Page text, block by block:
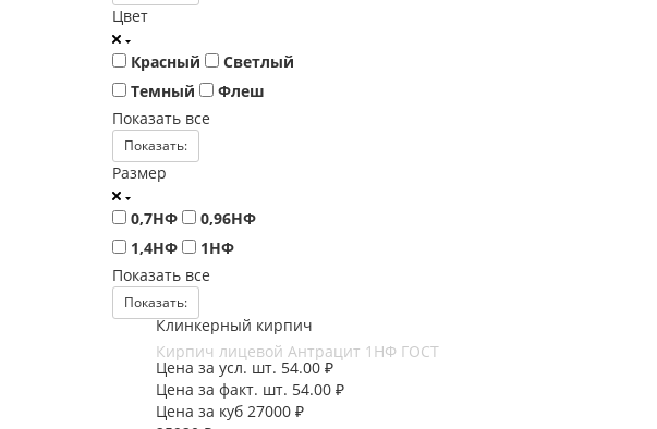
Цвет
Красный
Светлый
Темный
Флеш
Показать все
Показать:
Размер
0,7НФ
0,96НФ
1,4НФ
1НФ
Показать все
Показать:
Клинкерный кирпич
Кирпич лицевой Антрацит 1НФ ГОСТ
Цена за усл. шт. 54.00 ₽
Цена за факт. шт. 54.00 ₽
Цена за куб 27000 ₽